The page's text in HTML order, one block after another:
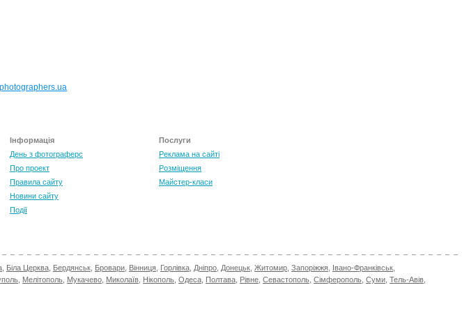
Інформація
День з фотограферс
Про проект
Правила сайту
Новини сайту
Події
Послуги
Реклама на сайті
Розміщення
Майстер-класи
Біла Церква Бердянськ Бровари Вінниця Горлівка Дніпро Донецьк Житомир Запоріжжя Івано-Франківськ
Мелітополь Мукачево Миколаїв Нікополь Одеса Полтава Рівне Севастополь Сімферополь Суми Тель-Авів